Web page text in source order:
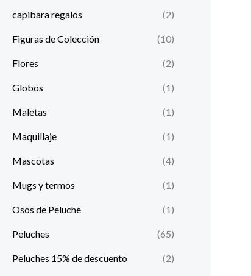
capibara regalos (2)
Figuras de Colección (10)
Flores (2)
Globos (1)
Maletas (1)
Maquillaje (1)
Mascotas (4)
Mugs y termos (1)
Osos de Peluche (1)
Peluches (65)
Peluches 15% de descuento (2)